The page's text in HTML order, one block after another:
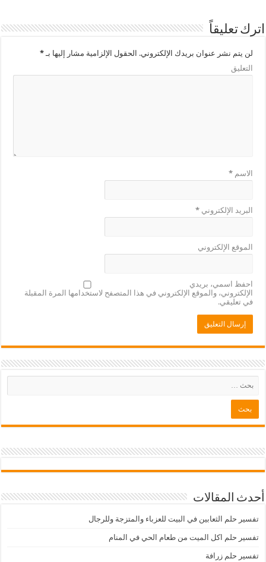
اترك تعليقاً
لن يتم نشر عنوان بريدك الإلكتروني. الحقول الإلزامية مشار إليها بـ*
التعليق
الاسم*
البريد الإلكتروني*
الموقع الإلكتروني
احفظ اسمي، بريدي
الإلكتروني، والموقع الإلكتروني في هذا المتصفح لاستخدامها المرة المقبلة
في تعليقي.
أحدث المقالات
تفسير حلم الثعابين في البيت للعزباء والمتزجة وللرجال
تفسير حلم اكل الميت من طعام الحي في المنام
تفسير حلم زرافة